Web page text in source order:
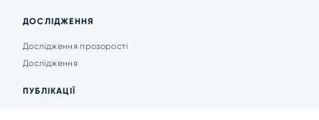
ДОСЛІДЖЕННЯ
Дослідження прозорості
Дослідження
ПУБЛІКАЦІЇ